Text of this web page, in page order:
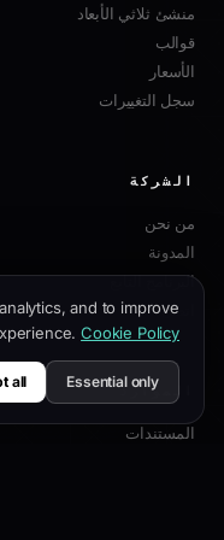
منشئ ثلاثي الأبعاد
قوالب
الأسعار
سجل التغييرات
الشركة
من نحن
المدونة
البرنامج التابع
اتصل بنا
الموارد
المستندات
and to improve
Cookie Policy
Essential only
all